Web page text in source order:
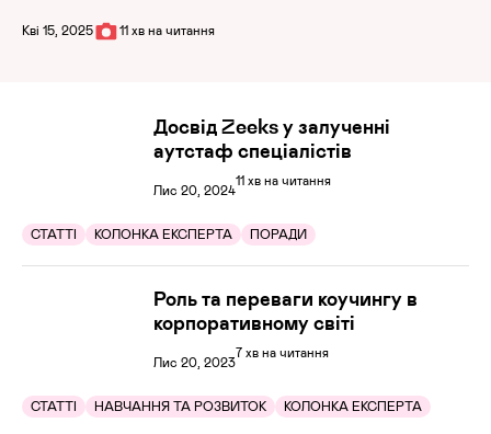
Кві 15, 2025 11 хв на читання
Досвід Zeeks у залученні
аутстаф спеціалістів
Лис 20, 202411 хв на читання
СТАТТІ КОЛОНКА ЕКСПЕРТА ПОРАДИ
Роль та переваги коучингу в
корпоративному світі
Лис 20, 20237 хв на читання
СТАТТІ НАВЧАННЯ ТА РОЗВИТОК КОЛОНКА ЕКСПЕРТА